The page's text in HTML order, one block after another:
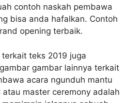
contoh naskah pembawa
bisa anda hafalkan. Contoh
opening terbaik.
teks 2019 juga
gambar lainnya terkait
acara ngunduh mantu
master ceremony adalah